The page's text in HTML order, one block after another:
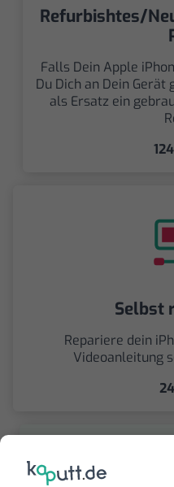
Refurbishtes/
Falls Dein Apple
Du Dich an Dein
als Ersatz ein
Selbst
Repariere dein
Videoanleitung